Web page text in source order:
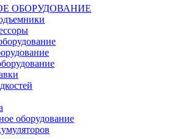
ОБОРУДОВАНИЕ
оборудование